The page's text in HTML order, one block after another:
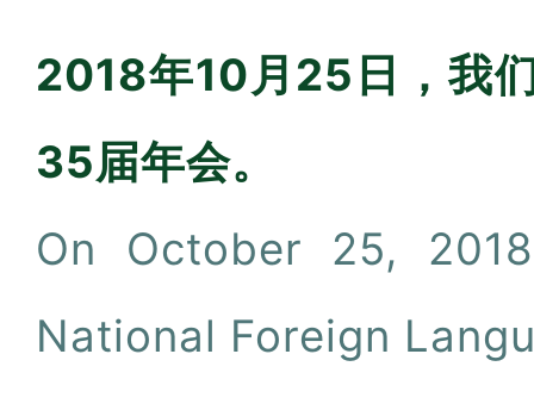
2018年10月25日，我
35届年会。
On October 25,
National Foreign